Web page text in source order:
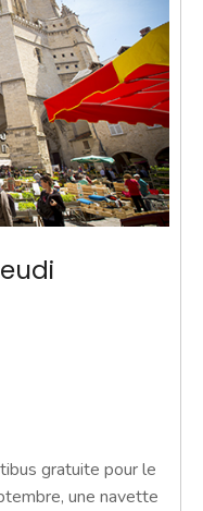
gratuite pour le
une navette